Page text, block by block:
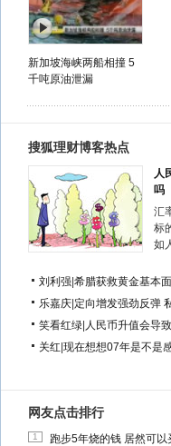
新加坡海峡两船相撞 5
千吨原油泄漏
搜狐理财博客热点
人
吗
汇
标
如
刘利强 希腊获救黄金基本
乐嘉庆 定向增发强劲反弹
笑看红绿 人民币升值会导
关红 现在想想07年是不是
网友点击排行
1 跑步5年烧的钱 居然可以